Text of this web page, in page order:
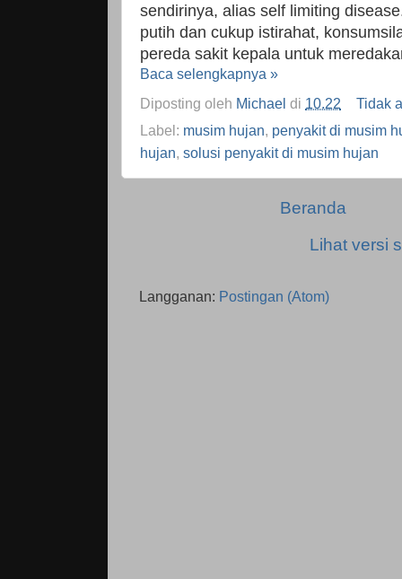
sendirinya, alias self limiting
putih dan cukup istirahat,
pereda sakit kepala untuk
Baca selengkapnya »
Diposting oleh Michael di 10.22
Tidak
Label: musim hujan, penyakit di musim
hujan, solusi penyakit di musim hujan
Beranda
Lihat versi
Langganan: Postingan (Atom)